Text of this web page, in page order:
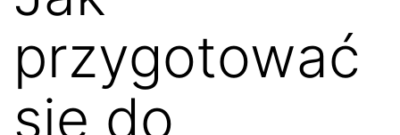
przygotować
się do